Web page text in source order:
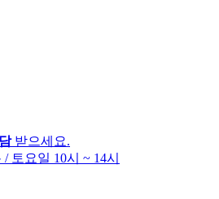
받으세요.
/ 토요일 10시 ~ 14시